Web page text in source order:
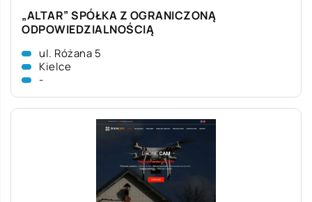
„ALTAR” SPÓŁKA Z OGRANICZONĄ
ODPOWIEDZIALNOŚCIĄ
ul. Różana 5
Kielce
-